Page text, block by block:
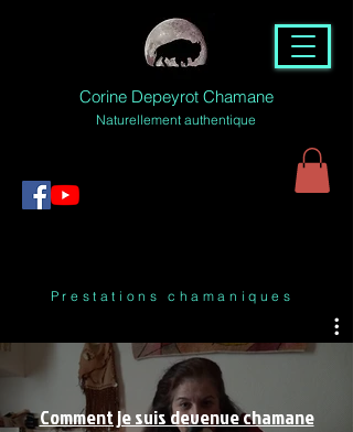
Corine Depeyrot Chamane
Naturellement authentique
Prestations chamaniques
Comment je suis devenue chamane